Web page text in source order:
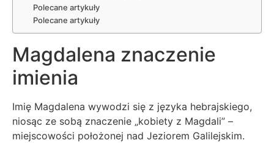
Polecane artykuły
Polecane artykuły
Magdalena znaczenie
imienia
Imię Magdalena wywodzi się z języka hebrajskiego,
niosąc ze sobą znaczenie „kobiety z Magdali” –
miejscowości położonej nad Jeziorem Galilejskim.